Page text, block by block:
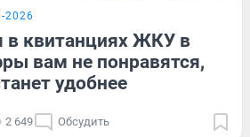
2026
в квитанциях ЖКУ в
вам не понравятся,
удобнее
2 649 Обсудить